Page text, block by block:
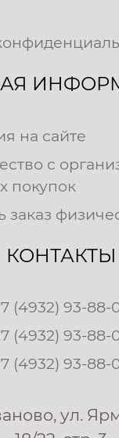
на сайте
с
покупок
заказ
КОНТАКТЫ
(4932) 93-88-
(4932) 93-88-
(4932) 93-88-
ул.